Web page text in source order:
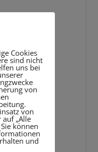
Cookies
sind nicht
uns bei
von
von
„Alle
können
und